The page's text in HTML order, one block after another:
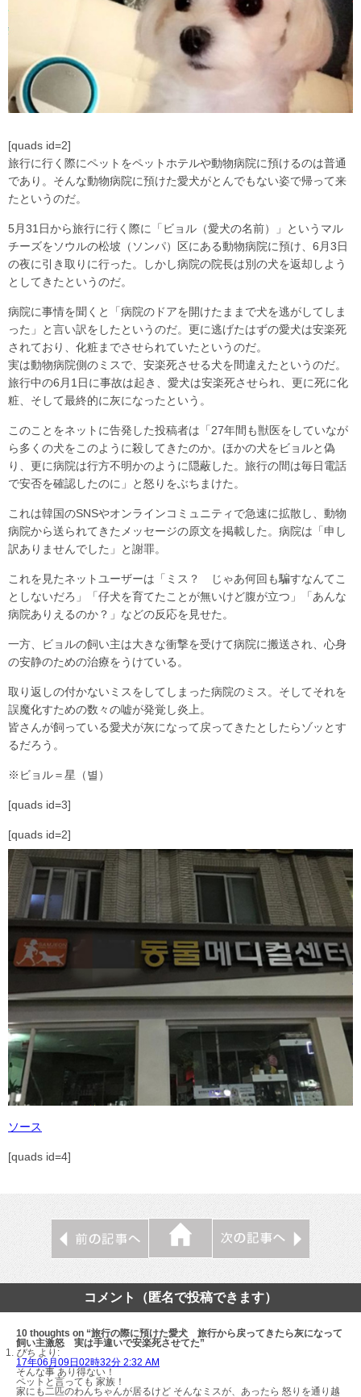
[quads id=2]
旅行に行く際にペットをペットホテルや動物病院に預けるのは普通
であり。そんな動物病院に預けた愛犬がとんでもない姿で帰って来
たというのだ。
5月31日から旅行に行く際に「ビョル（愛犬の名前）」というマル
チーズをソウルの松坡（ソンパ）区にある動物病院に預け、6月3日
の夜に引き取りに行った。しかし病院の院長は別の犬を返却しよう
としてきたというのだ。
病院に事情を聞くと「病院のドアを開けたままで犬を逃がしてしま
った」と言い訳をしたというのだ。更に逃げたはずの愛犬は安楽死
されており、化粧までさせられていたというのだ。
実は動物病院側のミスで、安楽死させる犬を間違えたというのだ。
旅行中の6月1日に事故は起き、愛犬は安楽死させられ、更に死に化
粧、そして最終的に灰になったという。
このことをネットに告発した投稿者は「27年間も獣医をしていなが
ら多くの犬をこのように殺してきたのか。ほかの犬をビョルと偽
り、更に病院は行方不明かのように隠蔽した。旅行の間は毎日電話
で安否を確認したのに」と怒りをぶちまけた。
これは韓国のSNSやオンラインコミュニティで急速に拡散し、動物
病院から送られてきたメッセージの原文を掲載した。病院は「申し
訳ありませんでした」と謝罪。
これを見たネットユーザーは「ミス？ じゃあ何回も騙すなんてこ
としないだろ」「仔犬を育てたことが無いけど腹が立つ」「あんな
病院ありえるのか？」などの反応を見せた。
一方、ビョルの飼い主は大きな衝撃を受けて病院に搬送され、心身
の安静のための治療をうけている。
取り返しの付かないミスをしてしまった病院のミス。そしてそれを
誤魔化すための数々の嘘が発覚し炎上。
皆さんが飼っている愛犬が灰になって戻ってきたとしたらゾッとす
るだろう。
※ビョル＝星（별）
[quads id=3]
[quads id=2]
ソース
[quads id=4]
コメント（匿名で投稿できます）
10 thoughts on “旅行の際に預けた愛犬 旅行から戻ってきたら灰になって
飼い主激怒 実は手違いで安楽死させてた”
びち より:
17年06月09日02時32分 2:32 AM
そんな事 あり得ない！
ペットと言っても 家族！
家にも二匹のわんちゃんが居るけど そんなミスが、あったら 怒りを通り越